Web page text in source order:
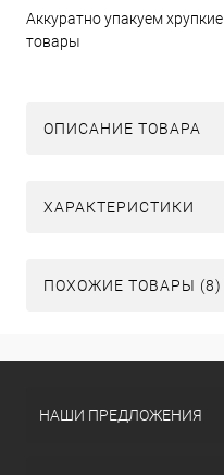
Аккуратно упакуем хрупкие
товары
ОПИСАНИЕ ТОВАРА
ХАРАКТЕРИСТИКИ
ПОХОЖИЕ ТОВАРЫ (8)
НАШИ ПРЕДЛОЖЕНИЯ